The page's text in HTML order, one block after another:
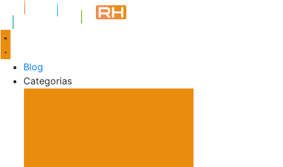
Blog
Categorias